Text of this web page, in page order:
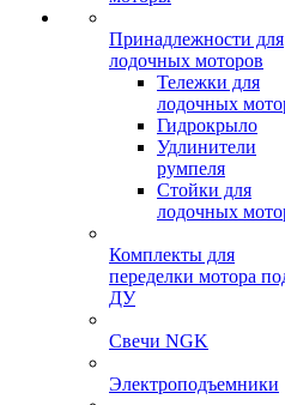
Принадлежности для
лодочных моторов
Тележки для
лодочных
Гидрокрыло
Удлинители
румпеля
Стойки для
лодочных
Комплекты для
переделки мотора
ДУ
Свечи NGK
Электроподъемники